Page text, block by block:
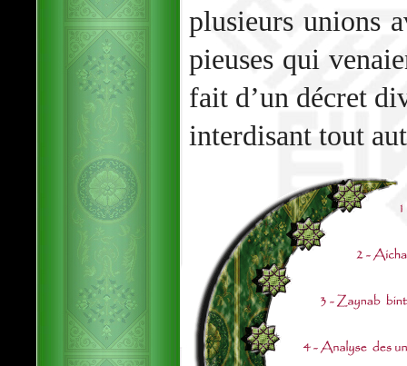
plusieurs unions
pieuses qui
fait d’un décret
interdisant tout